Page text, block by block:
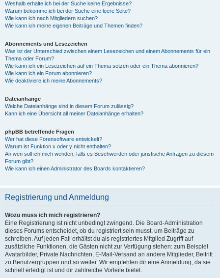
Weshalb erhalte ich bei der Suche keine Ergebnisse?
Warum bekomme ich bei der Suche eine leere Seite?
Wie kann ich nach Mitgliedern suchen?
Wie kann ich meine eigenen Beiträge und Themen finden?
Abonnements und Lesezeichen
Was ist der Unterschied zwischen einem Lesezeichen und einem Abonnements für ein
Thema oder Forum?
Wie kann ich ein Lesezeichen auf ein Thema setzen oder ein Thema abonnieren?
Wie kann ich ein Forum abonnieren?
Wie deaktiviere ich meine Abonnements?
Dateianhänge
Welche Dateianhänge sind in diesem Forum zulässig?
Kann ich eine Übersicht all meiner Dateianhänge erhalten?
phpBB betreffende Fragen
Wer hat diese Forensoftware entwickelt?
Warum ist Funktion x oder y nicht enthalten?
An wen soll ich mich wenden, falls es Beschwerden oder juristische Anfragen zu diesem
Forum gibt?
Wie kann ich einen Administrator des Boards kontaktieren?
Registrierung und Anmeldung
Wozu muss ich mich registrieren?
Eine Registrierung ist nicht unbedingt zwingend. Die Board-Administration
dieses Forums entscheidet, ob du registriert sein musst, um Beiträge zu
schreiben. Auf jeden Fall erhältst du als registriertes Mitglied Zugriff auf
zusätzliche Funktionen, die Gästen nicht zur Verfügung stehen: zum Beispiel
Avatarbilder, Private Nachrichten, E-Mail-Versand an andere Mitglieder, Beitritt
zu Benutzergruppen und so weiter. Wir empfehlen dir eine Anmeldung, da sie
schnell erledigt ist und dir zahlreiche Vorteile bietet.